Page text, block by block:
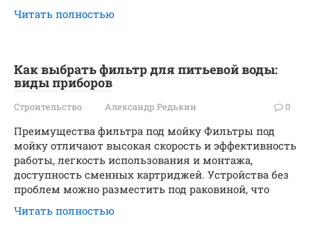
Читать полностью
Как выбрать фильтр для питьевой воды:
виды приборов
Строительство Александр Редькин 0
Преимущества фильтра под мойку Фильтры под
мойку отличают высокая скорость и эффективность
работы, легкость использования и монтажа,
доступность сменных картриджей. Устройства без
проблем можно разместить под раковиной, что
Читать полностью